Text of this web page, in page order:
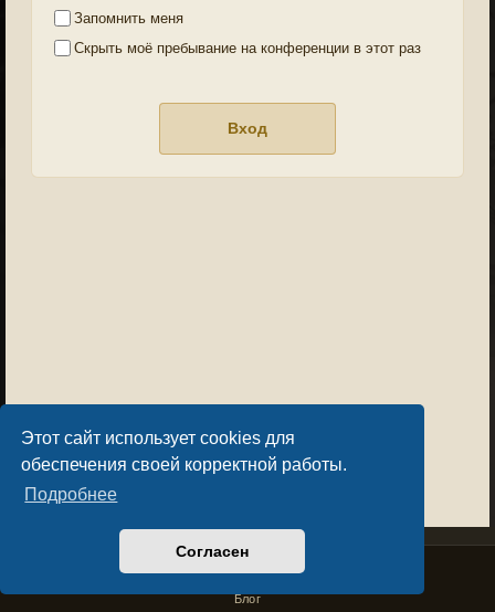
Этот сайт использует cookies для
обеспечения своей корректной работы.
Подробнее
Согласен
Запомнить меня
Скрыть моё пребывание на конференции в этот раз
Privacy PolicyLicense Agreement
Copyright © Sacralium Games 2023-
Блог